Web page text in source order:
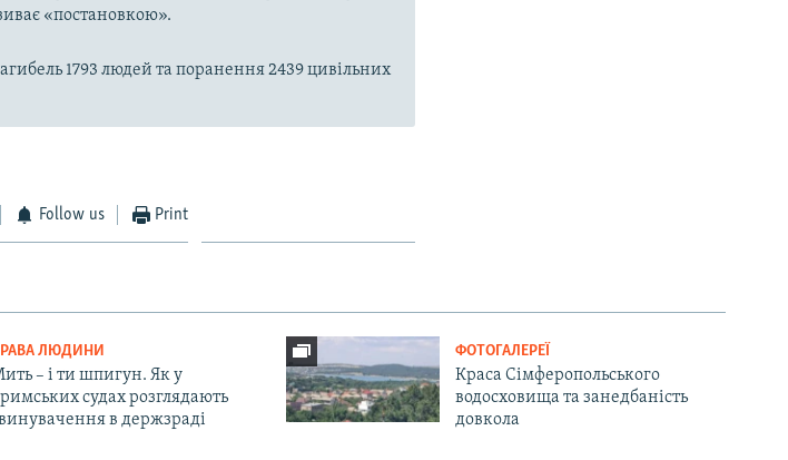
«постановкою».
1793 людей та поранення 2439 цивільних
Follow us Print
ЛЮДИНИ
– і ти шпигун. Як у
судах розглядають
в держзраді
ФОТОГАЛЕРЕЇ
Краса Сімферопольського
водосховища та занедбаність
довкола